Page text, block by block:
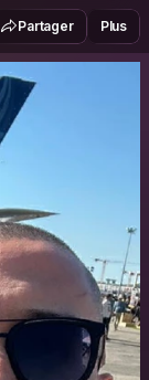
Partager Plus